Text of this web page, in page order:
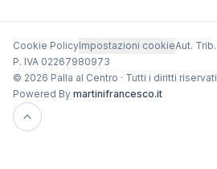
Cookie PolicyImpostazioni cookieAut.
P. IVA 02267980973
© 2026 Palla al Centro · Tutti i diritti riservati
Powered By martinifrancesco.it